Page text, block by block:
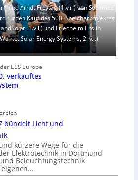
und Arndt Freytag (1.v.r.) von Socomec
fürden Kauf des 500. Speicherprojektes
1.v.l.) und Friedhelm Enslin
r.e. Solar Energy Systems, 2. v.l.) –
EES Europe
verkauftes
bündelt Licht und
kürzere Wege für die
Elektrotechnik in Dortmund
Beleuchtungstechnik